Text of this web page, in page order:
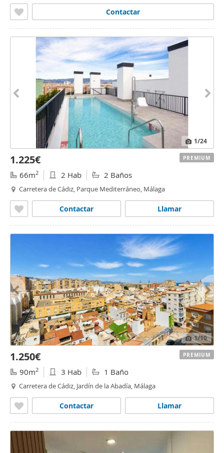
Contactar
1/24
1.225€
66m2 2 Hab 2 Baños
Carretera de Cádiz, Parque Mediterráneo, Málaga
Llamar
Contactar
PREMIUM
1/10
1.250€
90m2 3 Hab 1 Baño
Carretera de Cádiz, Jardín de la Abadía, Málaga
Llamar
Contactar
PREMIUM